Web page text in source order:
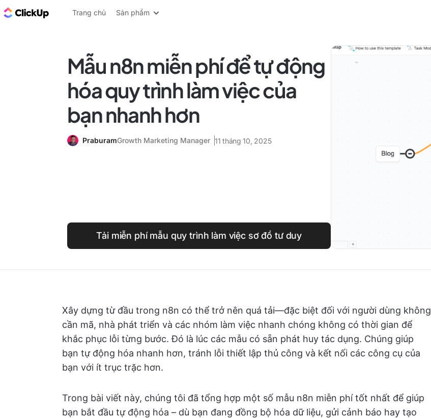
ClickUp Blog
Trang chủ Sản phẩm
Mẫu n8n miễn phí để tự động
hóa quy trình làm việc của
bạn nhanh hơn
PraburamGrowth Marketing Manager 11 tháng 10, 2025
Tải miễn phí mẫu quy trình làm việc sơ đồ tư duy
Xây dựng từ đầu trong n8n có thể trở nên quá tải—đặc biệt đối với người dùng không
cần mã, nhà phát triển và các nhóm làm việc nhanh chóng không có thời gian để
khắc phục lỗi từng bước. Đó là lúc các mẫu có sẵn phát huy tác dụng. Chúng giúp
bạn tự động hóa nhanh hơn, tránh lỗi thiết lập thủ công và kết nối các công cụ của
bạn với ít trục trặc hơn.
Trong bài viết này, chúng tôi đã tổng hợp một số mẫu n8n miễn phí tốt nhất để giúp
bạn bắt đầu tự động hóa – dù bạn đang đồng bộ hóa dữ liệu, gửi cảnh báo hay tạo